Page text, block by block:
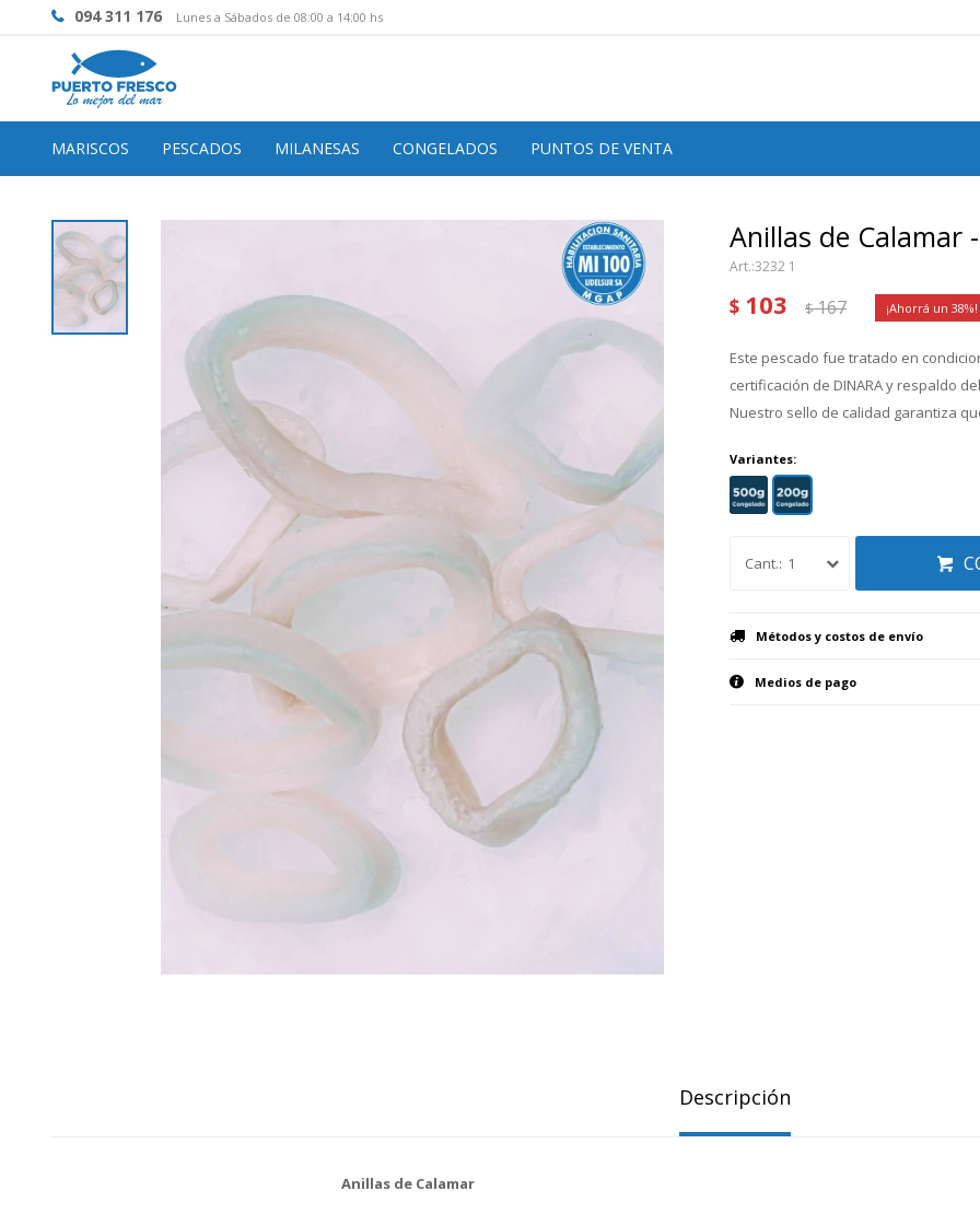
MARISCOS PESCADOS MILANESAS CONGELADOS PUNTOS DE VENTA
094 311 176 Lunes a Sábados de 08:00 a 14:00 hs
Anillas de Calamar
3232 1
$ 103 $167 38
Este pescado fue tratado en
certificación de DINARA y respaldo
Nuestro sello de calidad garantiza
Variantes:
1
Métodos y costos de envío
Medios de pago
Descripción
Anillas de Calamar